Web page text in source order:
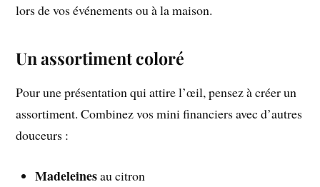
lors de vos événements ou à la maison.
Un assortiment coloré
Pour une présentation qui attire l’œil, pensez à créer un
assortiment. Combinez vos mini financiers avec d’autres
douceurs :
Madeleinesau citron